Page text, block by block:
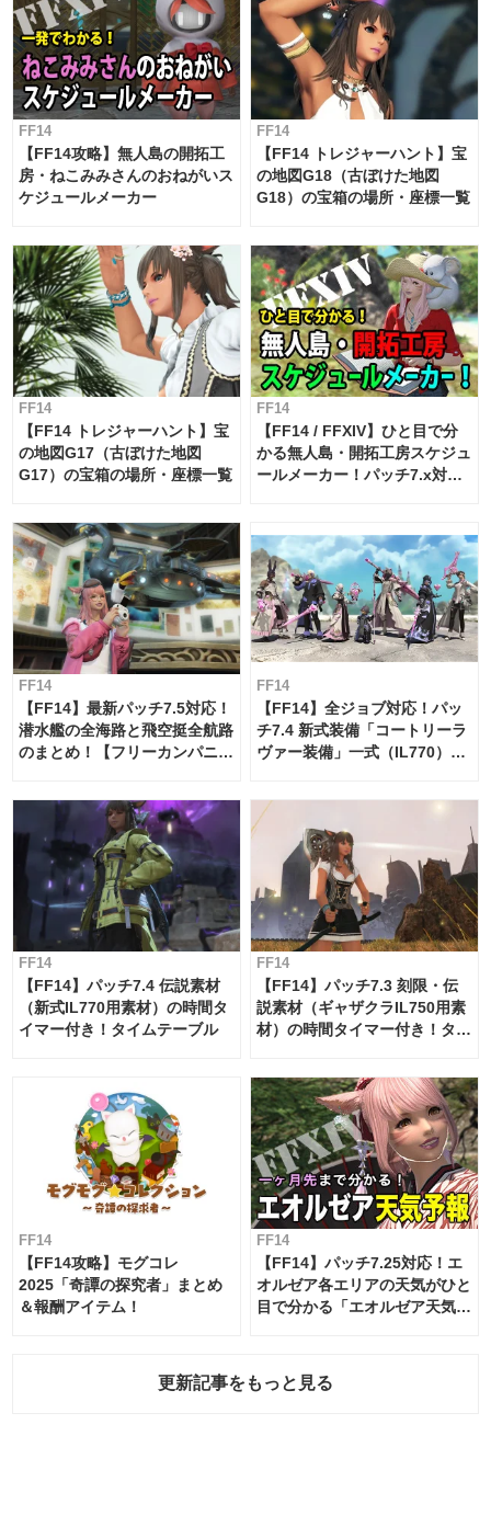
FF14
【FF14攻略】無人島の開拓工
房・ねこみみさんのおねがいス
ケジュールメーカー
FF14
【FF14 トレジャーハント】宝
の地図G18（古ぼけた地図
G18）の宝箱の場所・座標一覧
FF14
【FF14 トレジャーハント】宝
の地図G17（古ぼけた地図
G17）の宝箱の場所・座標一覧
FF14
【FF14 / FFXIV】ひと目で分
かる無人島・開拓工房スケジュ
ールメーカー！パッチ7.x対応
FF14
【FF14】最新パッチ7.5対応！
潜水艦の全海路と飛空挺全航路
のまとめ！【フリーカンパニ
FF14
【FF14】全ジョブ対応！パッ
チ7.4 新式装備「コートリーラ
ヴァー装備」一式（IL770）の
FF14
【FF14】パッチ7.4 伝説素材
（新式IL770用素材）の時間タ
イマー付き！タイムテーブル
FF14
【FF14】パッチ7.3 刻限・伝
説素材（ギャザクラIL750用素
材）の時間タイマー付き！タイ
FF14
【FF14攻略】モグコレ
2025「奇譚の探究者」まとめ
＆報酬アイテム！
FF14
【FF14】パッチ7.25対応！エ
オルゼア各エリアの天気がひと
目で分かる「エオルゼア天気予
更新記事をもっと見る